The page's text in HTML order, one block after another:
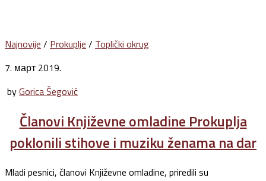
Najnovije / Prokuplje / Toplički okrug
7. март 2019.
byGorica Šegović
Članovi Književne omladine Prokuplja
poklonili stihove i muziku ženama na dar
Mladi pesnici, članovi Književne omladine, priredili su